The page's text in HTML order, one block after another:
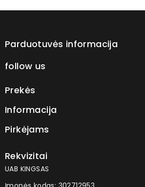
Parduotuvės informacija
follow us
Prekės
Informacija
Pirkėjams
Rekvizitai
UAB KINGSAS